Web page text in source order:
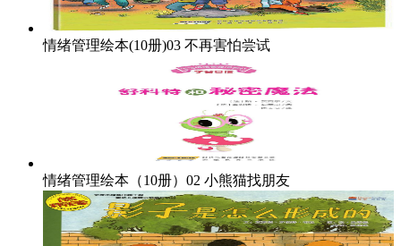
情绪管理绘本(10册)03 不再害怕尝试
情绪管理绘本（10册）02 小熊猫找朋友